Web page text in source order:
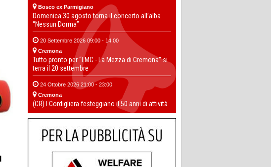
Bosco ex Parmigiano
Domenica 30 agosto torna il concerto all’alba
“Nessun Dorma”
20 Settembre 2026 09:00 - 14:00
Cremona
Tutto pronto per “LMC - La Mezza di Cremona” si
terra il 20 settembre
24 Ottobre 2026 21:00 - 23:00
Cremona
(CR) I Cordigliera festeggiano il 50 anni di attività